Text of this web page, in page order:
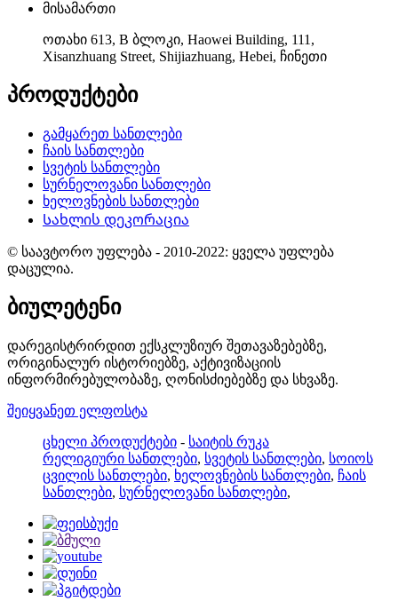
მისამართი
ოთახი 613, B ბლოკი, Haowei Building, 111,
Xisanzhuang Street, Shijiazhuang, Hebei, ჩინეთი
პროდუქტები
გამყარეთ სანთლები
ჩაის სანთლები
სვეტის სანთლები
სურნელოვანი სანთლები
ხელოვნების სანთლები
Სახლის დეკორაცია
© საავტორო უფლება - 2010-2022: ყველა უფლება
დაცულია.
ბიულეტენი
დარეგისტრირდით ექსკლუზიურ შეთავაზებებზე,
ორიგინალურ ისტორიებზე, აქტივიზაციის
ინფორმირებულობაზე, ღონისძიებებზე და სხვაზე.
შეიყვანეთ ელფოსტა
ცხელი პროდუქტები - საიტის რუკა
რელიგიური სანთლები, სვეტის სანთლები, სოიოს
ცვილის სანთლები, ხელოვნების სანთლები, ჩაის
სანთლები, სურნელოვანი სანთლები,